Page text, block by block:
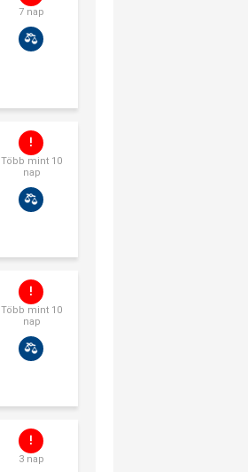
7 nap
Több mint 10
nap
Több mint 10
nap
3 nap